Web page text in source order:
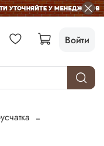
Войти